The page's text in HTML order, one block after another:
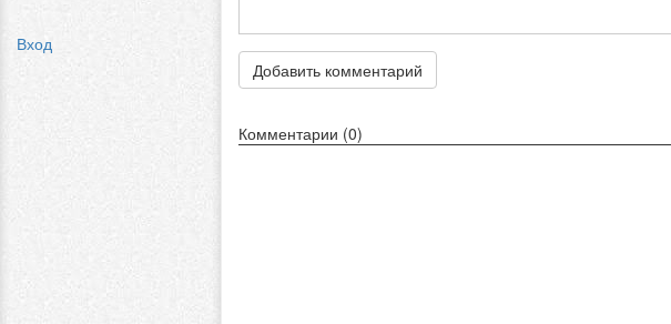
Вход
Добавить комментарий
Комментарии (0)